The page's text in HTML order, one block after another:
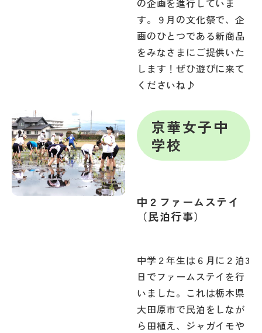
の企画を進行していま
す。９月の文化祭で、企
画のひとつである新商品
をみなさまにご提供いた
します！ぜひ遊びに来て
くださいね♪
京華女子中
学校
中２ファームステイ
（民泊行事）
中学２年生は６月に２泊3
日でファームステイを行
いました。これは栃木県
大田原市で民泊をしなが
ら田植え、ジャガイモや